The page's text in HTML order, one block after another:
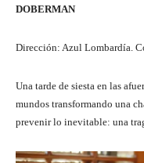
DOBERMAN
Dirección: Azul Lombardía.
Una tarde de siesta en las
mundos transformando una
prevenir lo inevitable: una